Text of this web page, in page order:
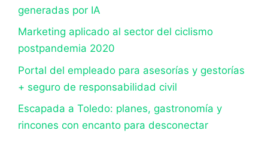
generadas por IA
Marketing aplicado al sector del ciclismo
postpandemia 2020
Portal del empleado para asesorías y gestorías
+ seguro de responsabilidad civil
Escapada a Toledo: planes, gastronomía y
rincones con encanto para desconectar